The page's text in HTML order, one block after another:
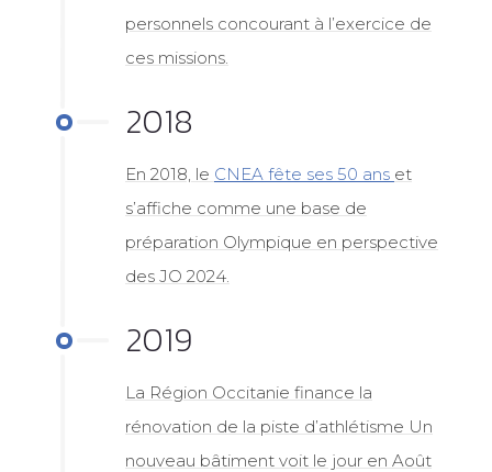
personnels concourant à l’exercice de
ces missions.
2018
En 2018, le CNEA fête ses 50 ans et
s’affiche comme une base de
préparation Olympique en perspective
des JO 2024.
2019
La Région Occitanie finance la
rénovation de la piste d’athlétisme Un
nouveau bâtiment voit le jour en Août